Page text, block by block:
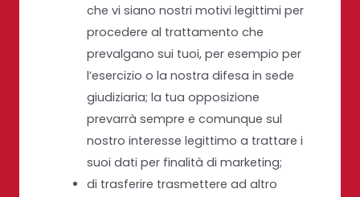
che vi siano nostri motivi legittimi per
procedere al trattamento che
prevalgano sui tuoi, per esempio per
l’esercizio o la nostra difesa in sede
giudiziaria; la tua opposizione
prevarrà sempre e comunque sul
nostro interesse legittimo a trattare i
suoi dati per finalità di marketing;
di trasferire trasmettere ad altro